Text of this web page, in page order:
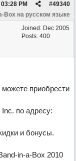
#49340
03:28 PM
Box на русском языке
Joined: Dec 2005
Posts: 400
приобрести
по адресу:
и бонусы.
in-a-Box 2010